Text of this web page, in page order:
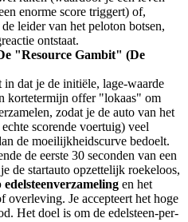
enorme score triggert) of,
leider van het peloton botsen,
ontstaat.
"Resource Gambit" (De
dat je de initiële, lage-waarde
kortetermijn offer "lokaas" om
zodat je de auto van het
scorende voertuig) veel
de moeilijkheidscurve bedoelt.
de eerste 30 seconden van een
de startauto opzettelijk roekeloos,
edelsteenverzameling en het
overleving. Je accepteert het hoge
Het doel is om de edelsteen-per-